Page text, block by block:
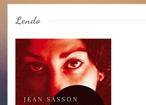
Lendo